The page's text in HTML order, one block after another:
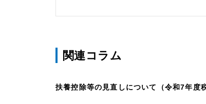
関連コラム
扶養控除等の見直しについて（令和7年度